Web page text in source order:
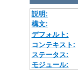
説明:
構文:
デフォルト:
コンテキスト:
ステータス:
モジュール: